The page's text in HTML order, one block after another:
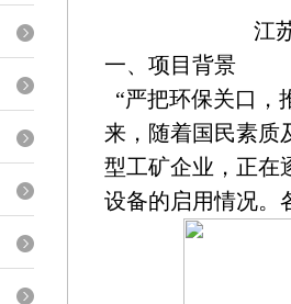
江
一、项目背景
“严把环保关口，
来，随着国民素质
型工矿企业，正在
设备的启用情况。